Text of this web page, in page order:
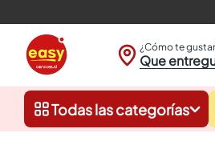
¿Cómo te
Que
Todas las categorías